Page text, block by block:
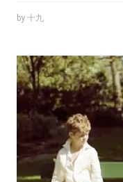
by 十九